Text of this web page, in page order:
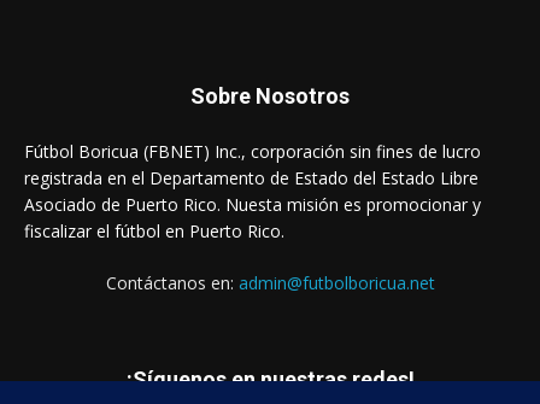
Sobre Nosotros
Fútbol Boricua (FBNET) Inc., corporación sin fines de lucro
registrada en el Departamento de Estado del Estado Libre
Asociado de Puerto Rico. Nuesta misión es promocionar y
fiscalizar el fútbol en Puerto Rico.
Contáctanos en: admin@futbolboricua.net
¡Síguenos en nuestras redes!